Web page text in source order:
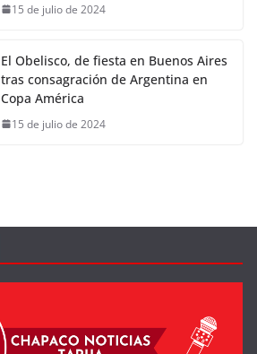
15 de julio de 2024
El Obelisco, de fiesta en Buenos Aires
tras consagración de Argentina en
Copa América
15 de julio de 2024